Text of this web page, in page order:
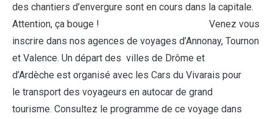
des chantiers d’envergure sont en cours dans la capitale.
Attention, ça bouge ! Venez vous
inscrire dans nos agences de voyages d’Annonay, Tournon
et Valence. Un départ des villes de Drôme et
d’Ardèche est organisé avec les Cars du Vivarais pour
le transport des voyageurs en autocar de grand
tourisme. Consultez le programme de ce voyage dans